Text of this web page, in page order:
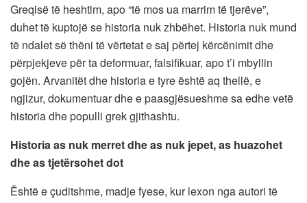
Greqisë të heshtim, apo “të mos ua marrim të tjerëve”,
duhet të kuptojë se historia nuk zhbëhet. Historia nuk mund
të ndalet së thëni të vërtetat e saj përtej kërcënimit dhe
përpjekjeve për ta deformuar, falsifikuar, apo t’i mbyllin
gojën. Arvanitët dhe historia e tyre është aq thellë, e
ngjizur, dokumentuar dhe e paasgjësueshme sa edhe vetë
historia dhe populli grek gjithashtu.
Historia as nuk merret dhe as nuk jepet, as huazohet
dhe as tjetërsohet dot
Është e çuditshme, madje fyese, kur lexon nga autori të